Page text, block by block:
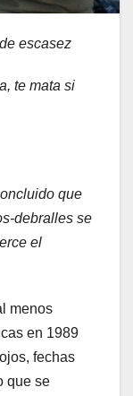
escasez
te mata si
que
debralles se
el
menos
en 1989
fechas
que se